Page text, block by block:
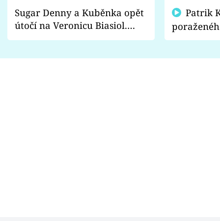
Sugar Denny a Kuběnka opět
útočí na Veronicu Biasiol.
Proč je podle nich falešná a
fanoušci